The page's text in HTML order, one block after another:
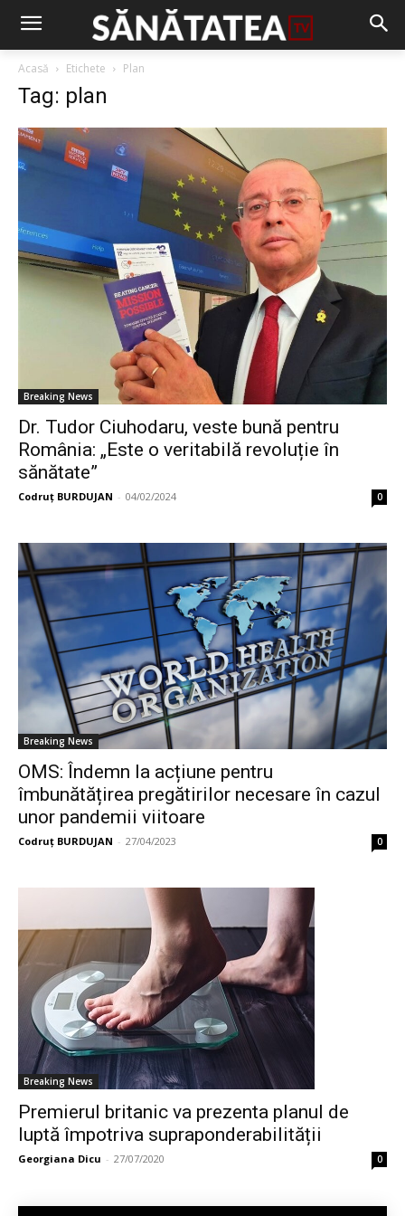
Acasă Etichete Plan
Tag: plan
Breaking News
Dr. Tudor Ciuhodaru, veste bună pentru
România: „Este o veritabilă revoluție în
sănătate”
Codruț BURDUJAN - 04/02/2024 0
Breaking News
OMS: Îndemn la acțiune pentru
îmbunătățirea pregătirilor necesare în cazul
unor pandemii viitoare
Codruț BURDUJAN - 27/04/2023 0
Breaking News
Premierul britanic va prezenta planul de
luptă împotriva supraponderabilității
Georgiana Dicu - 27/07/2020 0